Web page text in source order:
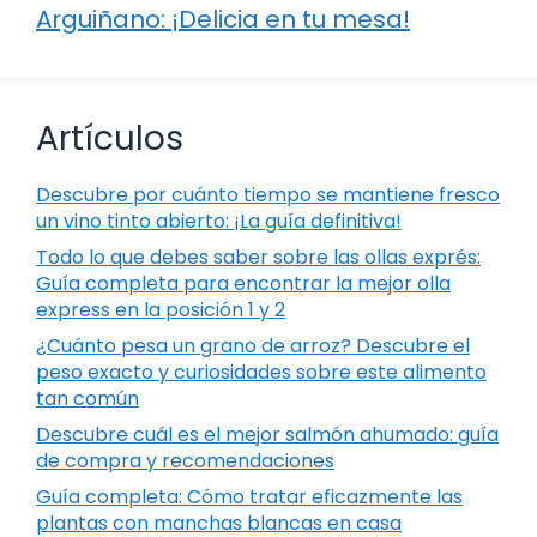
Arguiñano: ¡Delicia en tu mesa!
Artículos
Descubre por cuánto tiempo se mantiene fresco
un vino tinto abierto: ¡La guía definitiva!
Todo lo que debes saber sobre las ollas exprés:
Guía completa para encontrar la mejor olla
express en la posición 1 y 2
¿Cuánto pesa un grano de arroz? Descubre el
peso exacto y curiosidades sobre este alimento
tan común
Descubre cuál es el mejor salmón ahumado: guía
de compra y recomendaciones
Guía completa: Cómo tratar eficazmente las
plantas con manchas blancas en casa